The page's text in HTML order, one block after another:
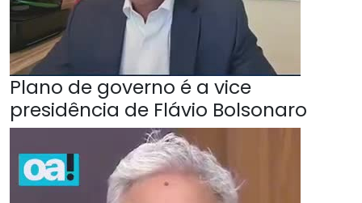
Plano de governo é a vice
presidência de Flávio Bolsonaro